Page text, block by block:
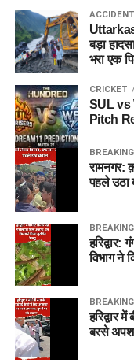
ACCIDENT
बड़ा
भरा एक
CRICKET
SUL vs
Pitch
रामनगर:
पहले उठा
हरिद्वार:
विभाग ने
हरिद्वार
बरसे